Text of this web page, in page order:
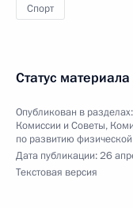
Спорт
Статус материала
Опубликован в разделах:
Комиссии и Советы,
по развитию
Дата публикации:26
Текстовая версия